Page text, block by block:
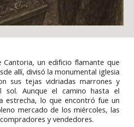
Cantoria, un edificio flamante que
allí, divisó la monumental iglesia
sus tejas vidriadas marrones y
sol. Aunque el camino hasta el
estrecha, lo que encontró fue un
mercado de los miércoles, las
y vendedores.